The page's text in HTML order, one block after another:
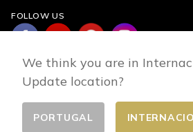
FOLLOW US
Changer de pays
We think you are in
Update location?
PORTUGAL